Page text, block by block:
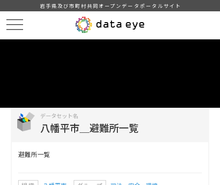
岩手県及び市町村共同オープンデータポータルサイト
データセット名
八幡平市＿避難所一覧
避難所一覧